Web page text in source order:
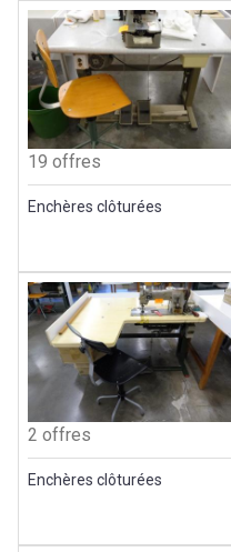
19 offres
Enchères clôturées
2 offres
Enchères clôturées